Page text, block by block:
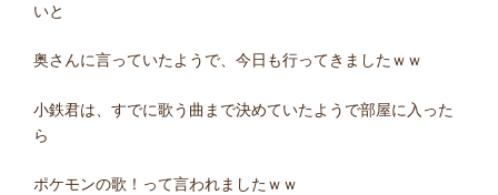
いと
奥さんに言っていたようで、今日も行ってきましたｗｗ
小鉄君は、すでに歌う曲まで決めていたようで部屋に入った
ら
ポケモンの歌！って言われましたｗｗ